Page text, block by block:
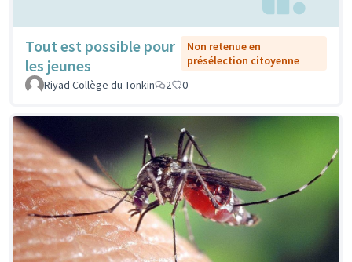
Tout est possible pour
les jeunes
Non retenue en
présélection citoyenne
Riyad Collège du Tonkin
2 0